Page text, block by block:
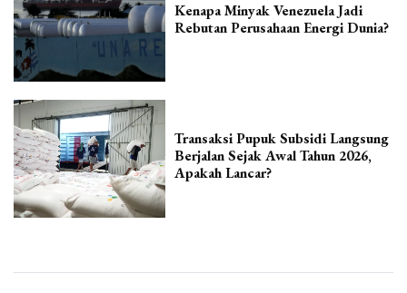
Kenapa Minyak Venezuela Jadi
Rebutan Perusahaan Energi Dunia?
Transaksi Pupuk Subsidi Langsung
Berjalan Sejak Awal Tahun 2026,
Apakah Lancar?